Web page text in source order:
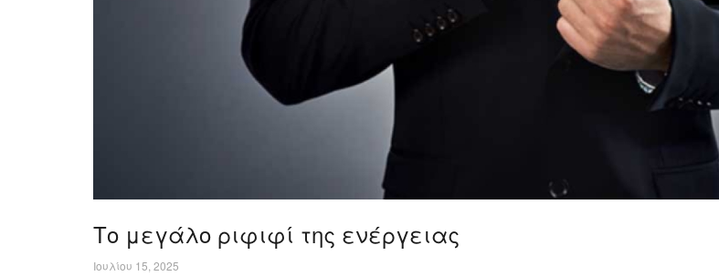
Το μεγάλο ριφιφί της ενέργειας
Ιουλίου 15, 2025